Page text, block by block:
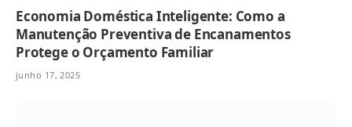
Economia Doméstica Inteligente: Como a
Manutenção Preventiva de Encanamentos
Protege o Orçamento Familiar
junho 17, 2025